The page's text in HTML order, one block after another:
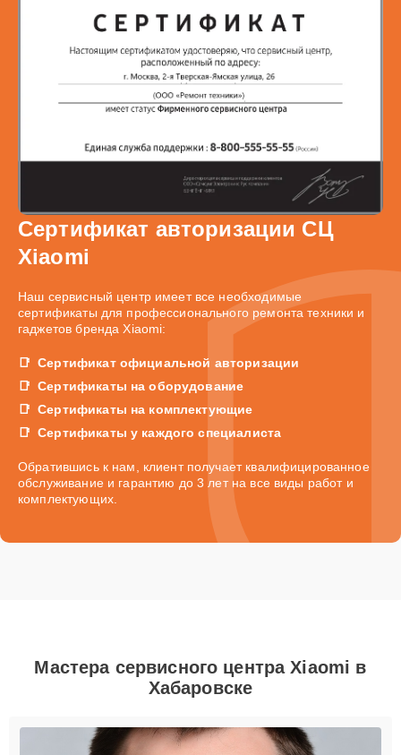
Сертификат авторизации СЦ
Xiaomi
Наш сервисный центр имеет все необходимые
сертификаты для профессионального ремонта техники и
гаджетов бренда Xiaomi:
Сертификат официальной авторизации
Сертификаты на оборудование
Сертификаты на комплектующие
Сертификаты у каждого специалиста
Обратившись к нам, клиент получает квалифицированное
обслуживание и гарантию до 3 лет на все виды работ и
комплектующих.
Мастера сервисного центра Xiaomi в
Хабаровске